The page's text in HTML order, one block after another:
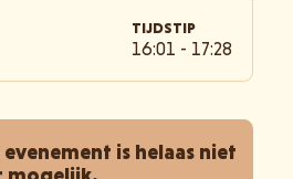
TIJDSTIP
16:01 - 17:28
is helaas niet